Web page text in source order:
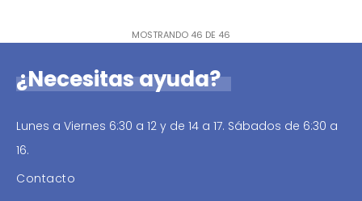
MOSTRANDO 46 DE 46
¿Necesitas ayuda?
Lunes a Viernes 6:30 a 12 y de 14 a 17. Sábados de 6:30 a
16.
Contacto